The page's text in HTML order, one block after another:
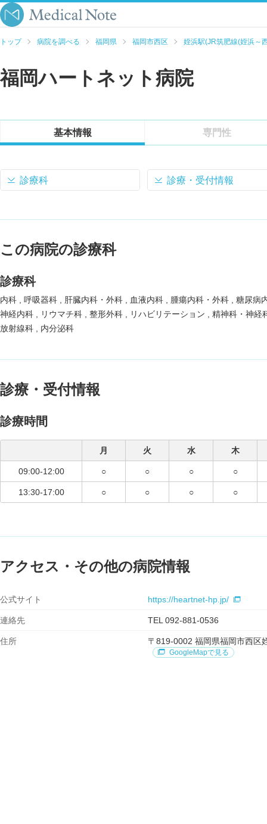
トップ 病院を調べる 福岡県 福岡市西区 姪浜駅(JR筑肥線(姪浜～
福岡ハートネット病院
基本情報 専門性
診療科 診療・受付情報
この病院の診療科
診療科
内科 呼吸器科 肝臓内科・外科 血液内科 腫瘍内科・外科
糖尿病
神経内科
リウマチ科 整形外科 リハビリテーション
精神科・神経
放射線科
内分泌科
診療・受付情報
診療時間
月 火 水 木
09:00-12:00 ○ ○ ○ ○
13:30-17:00 ○ ○ ○ ○
アクセス・その他の病院情報
公式サイト https://heartnet-hp.jp/
連絡先 TEL 092-881-0536
住所 〒819-0002 福岡県福岡市西区
GoogleMapで見る